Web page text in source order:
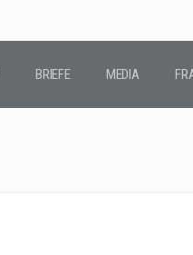
BRIEFE MEDIA